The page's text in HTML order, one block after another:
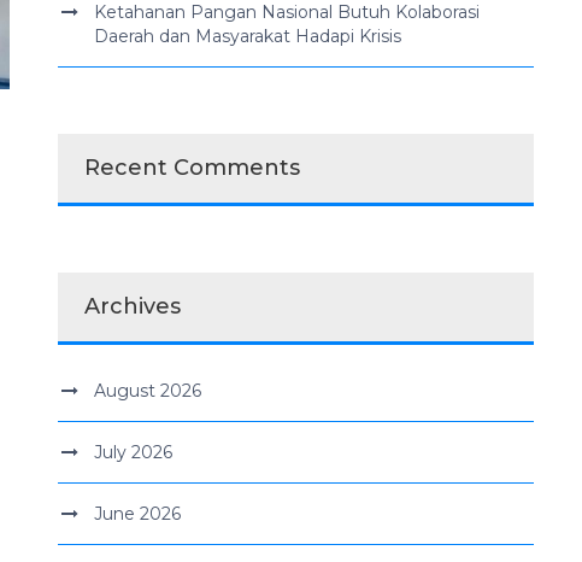
Ketahanan Pangan Nasional Butuh Kolaborasi
Daerah dan Masyarakat Hadapi Krisis
Recent Comments
Archives
August 2026
July 2026
June 2026